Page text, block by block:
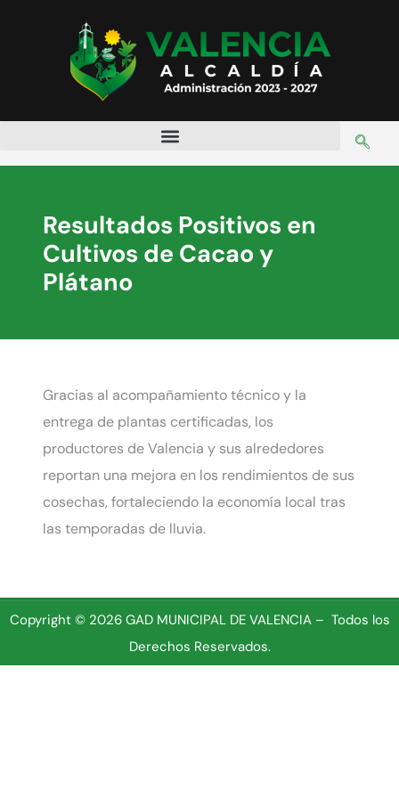
Resultados Positivos en
Cultivos de Cacao y
Plátano
Gracias al acompañamiento técnico y la
entrega de plantas certificadas, los
productores de Valencia y sus alrededores
reportan una mejora en los rendimientos de sus
cosechas, fortaleciendo la economía local tras
las temporadas de lluvia.
Copyright © 2026 GAD MUNICIPAL DE VALENCIA – Todos los
Derechos Reservados.